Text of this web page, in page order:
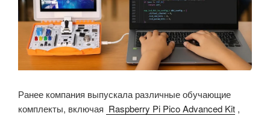
Ранее компания выпускала различные обучающие
комплекты, включая Raspberry Pi Pico Advanced Kit ,